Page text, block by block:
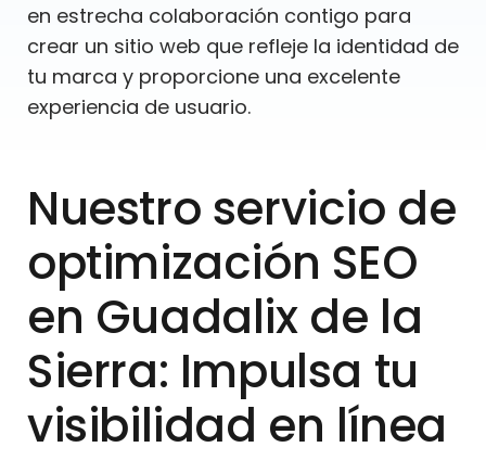
en estrecha colaboración contigo para
crear un sitio web que refleje la identidad de
tu marca y proporcione una excelente
experiencia de usuario.
Nuestro servicio de
optimización SEO
en Guadalix de la
Sierra: Impulsa tu
visibilidad en línea